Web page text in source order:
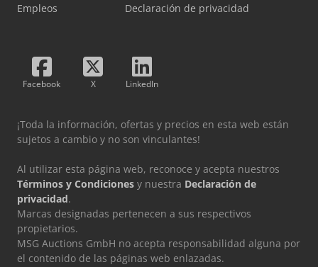
Empleos Declaración de privacidad
Facebook X LinkedIn
¡Toda la información, ofertas y precios en esta web están
sujetos a cambio y no son vinculantes!
Al utilizar esta página web, reconoce y acepta nuestros
Términos y Condiciones y nuestra Declaración de
privacidad.
Marcas designadas pertenecen a sus respectivos
propietarios.
MSG Auctions GmbH no acepta responsabilidad alguna por
el contenido de las páginas web enlazadas.